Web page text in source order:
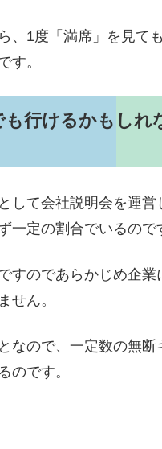
、1度「満席」を見て
す。
も行けるかもし
して会社説明会を運
一定の割合でいるので
すのであらかじめ企
せん。
なので、一定数の無
のです。